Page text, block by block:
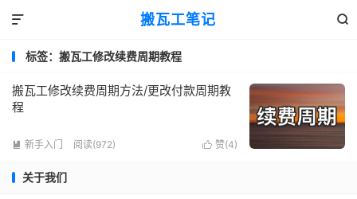
搬瓦工笔记 

标签：搬瓦工修改续费周期教程
搬瓦工修改续费周期方法/更改付款周期教
程
 新手入门 阅读(972)  赞(4)
关于我们